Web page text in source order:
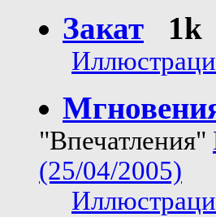
Закат 1k
"Впечатления"
(25/04/2005)